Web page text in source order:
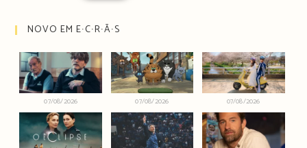
NOVO EM E∙C∙R∙Ã∙S
07/08/2026 07/08/2026 07/08/2026